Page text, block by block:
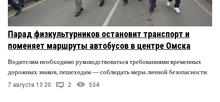
Парад физкультурников остановит транспорт и
поменяет маршруты автобусов в центре Омска
Водителям необходимо руководствоваться требованиями временных
дорожных знаков, пешеходам — соблюдать меры личной безопасности.
7 августа 13:20 2 534